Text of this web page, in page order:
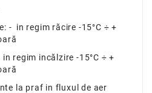
- in regim răcire -15°C ÷ +
-15°C ÷ +
la praf in fluxul de aer